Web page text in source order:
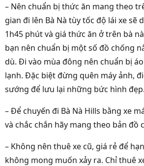
– Nên chuẩn bị thức ăn mang theo
gian đi lên Bà Nà tùy tốc độ lái xe sẽ
1h45 phút và giá thức ăn ở trên bà
bạn nên chuẩn bị một số đồ chống
dù. Đi vào mùa đông nên chuẩn bị
lạnh. Đặc biệt đừng quên máy ảnh,
sướng để lưu lại những bức hình đẹp.
– Để chuyến đi Bà Nà Hills bằng xe
và chắc chắn hãy mang theo bản đồ
– Không nên thuê xe cũ, giá rẻ để
không mong muốn xảy ra. Chỉ thuê